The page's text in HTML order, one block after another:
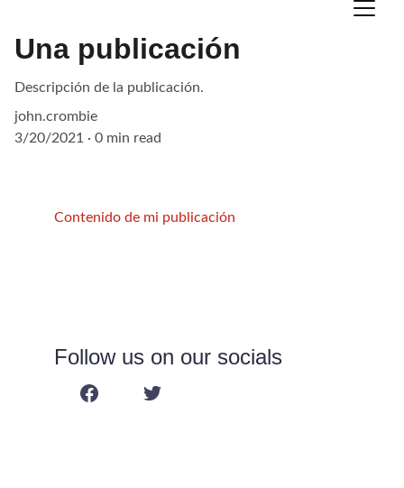
Una publicación
Descripción de la publicación.
john.crombie
3/20/2021
0 min read
Contenido de mi publicación
Follow us on our socials